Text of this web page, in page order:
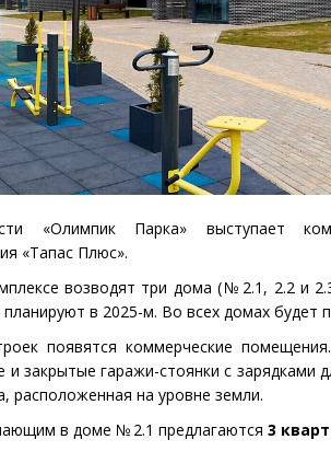
«Олимпик Парка» выступает
«Тапас Плюс».
возводят три дома (№ 2.1, 2.2 и
в 2025-м. Во всех домах будет
появятся коммерческие
и закрытые гаражи-стоянки с
расположенная на уровне земли.
в доме № 2.1 предлагаются 3